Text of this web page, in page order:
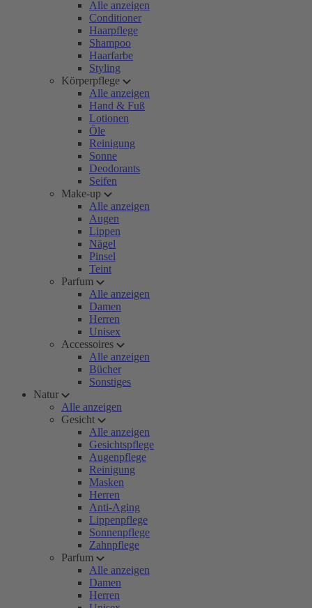
Alle anzeigen
Conditioner
Haarpflege
Shampoo
Haarfarbe
Styling
Körperpflege
Alle anzeigen
Hand & Fuß
Lotionen
Öle
Reinigung
Sonne
Deodorants
Seifen
Make-up
Alle anzeigen
Augen
Lippen
Nägel
Pinsel
Teint
Parfum
Alle anzeigen
Damen
Herren
Unisex
Accessoires
Alle anzeigen
Bücher
Sonstiges
Natur
Alle anzeigen
Gesicht
Alle anzeigen
Gesichtspflege
Augenpflege
Reinigung
Masken
Herren
Anti-Aging
Lippenpflege
Sonnenpflege
Zahnpflege
Parfum
Alle anzeigen
Damen
Herren